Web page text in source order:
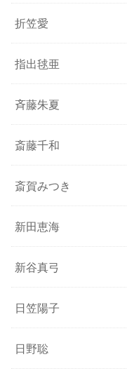
折笠愛
指出毬亜
斉藤朱夏
斎藤千和
斎賀みつき
新田恵海
新谷真弓
日笠陽子
日野聡